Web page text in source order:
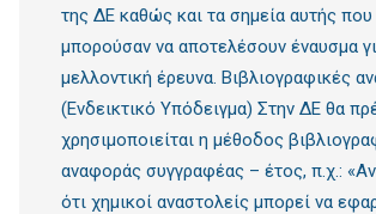
της ΔΕ καθώς και τα σημεία αυτής
μπορούσαν να αποτελέσουν έναυσμα
μελλοντική έρευνα. Βιβλιογραφικές
(Ενδεικτικό Υπόδειγμα) Στην ΔΕ θα
χρησιμοποιείται η μέθοδος
αναφοράς συγγραφέας – έτος, π.χ.:
ότι χημικοί αναστολείς μπορεί να